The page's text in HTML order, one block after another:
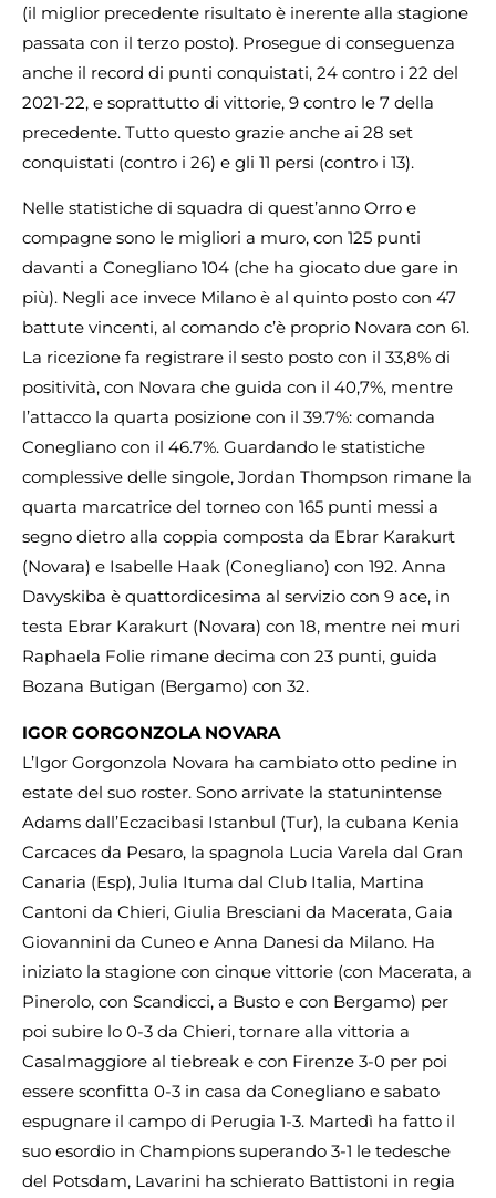
(il miglior precedente risultato è inerente alla stagione
passata con il terzo posto). Prosegue di conseguenza
anche il record di punti conquistati, 24 contro i 22 del
2021-22, e soprattutto di vittorie, 9 contro le 7 della
precedente. Tutto questo grazie anche ai 28 set
conquistati (contro i 26) e gli 11 persi (contro i 13).
Nelle statistiche di squadra di quest’anno Orro e
compagne sono le migliori a muro, con 125 punti
davanti a Conegliano 104 (che ha giocato due gare in
più). Negli ace invece Milano è al quinto posto con 47
battute vincenti, al comando c’è proprio Novara con 61.
La ricezione fa registrare il sesto posto con il 33,8% di
positività, con Novara che guida con il 40,7%, mentre
l’attacco la quarta posizione con il 39.7%: comanda
Conegliano con il 46.7%. Guardando le statistiche
complessive delle singole, Jordan Thompson rimane la
quarta marcatrice del torneo con 165 punti messi a
segno dietro alla coppia composta da Ebrar Karakurt
(Novara) e Isabelle Haak (Conegliano) con 192. Anna
Davyskiba è quattordicesima al servizio con 9 ace, in
testa Ebrar Karakurt (Novara) con 18, mentre nei muri
Raphaela Folie rimane decima con 23 punti, guida
Bozana Butigan (Bergamo) con 32.
IGOR GORGONZOLA NOVARA
L’Igor Gorgonzola Novara ha cambiato otto pedine in
estate del suo roster. Sono arrivate la statunintense
Adams dall’Eczacibasi Istanbul (Tur), la cubana Kenia
Carcaces da Pesaro, la spagnola Lucia Varela dal Gran
Canaria (Esp), Julia Ituma dal Club Italia, Martina
Cantoni da Chieri, Giulia Bresciani da Macerata, Gaia
Giovannini da Cuneo e Anna Danesi da Milano. Ha
iniziato la stagione con cinque vittorie (con Macerata, a
Pinerolo, con Scandicci, a Busto e con Bergamo) per
poi subire lo 0-3 da Chieri, tornare alla vittoria a
Casalmaggiore al tiebreak e con Firenze 3-0 per poi
essere sconfitta 0-3 in casa da Conegliano e sabato
espugnare il campo di Perugia 1-3. Martedì ha fatto il
suo esordio in Champions superando 3-1 le tedesche
del Potsdam, Lavarini ha schierato Battistoni in regia